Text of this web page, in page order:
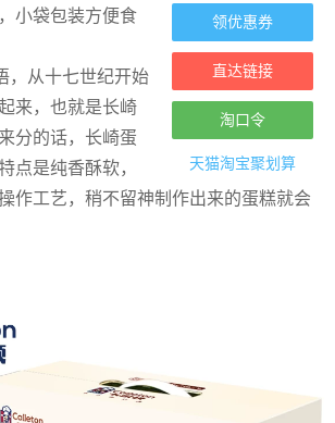
领优惠券
直达链接
淘口令
天猫淘宝聚划算
小袋包装方便食
，从十七世纪开始
来，也就是长崎
分的话，长崎蛋
点是纯香酥软，
作工艺，稍不留神制作出来的蛋糕就会